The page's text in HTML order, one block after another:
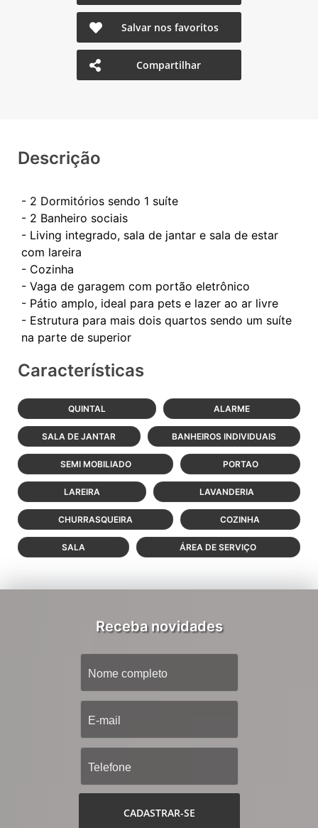
Salvar nos favoritos
Compartilhar
Descrição
- 2 Dormitórios sendo 1 suíte
- 2 Banheiro sociais
- Living integrado, sala de jantar e sala de estar
com lareira
- Cozinha
- Vaga de garagem com portão eletrônico
- Pátio amplo, ideal para pets e lazer ao ar livre
- Estrutura para mais dois quartos sendo um suíte
Características
QUINTAL ALARME
SALA DE JANTAR BANHEIROS INDIVIDUAIS
SEMI MOBILIADO PORTAO
LAREIRA LAVANDERIA
CHURRASQUEIRA COZINHA
SALA ÁREA DE SERVIÇO
Receba novidades
CADASTRAR-SE